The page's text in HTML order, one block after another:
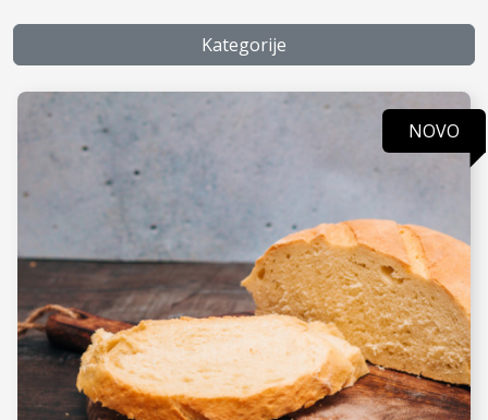
O Nama
Dostava
Restoran
Galerija
Smeštaj
Kontakt
Kategorije
NOVO